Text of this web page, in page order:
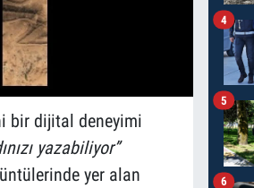
bir dijital deneyimi
yazabiliyor”
yer alan
4
5
6